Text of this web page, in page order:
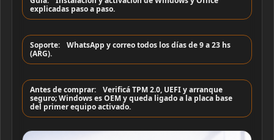
explicadas paso a paso.
Soporte:
WhatsApp y correo todos los días de 9 a 23 hs
(ARG).
Antes de comprar:
Verificá TPM 2.0, UEFI y arranque
seguro; Windows es OEM y queda ligado a la placa base
del primer equipo activado.